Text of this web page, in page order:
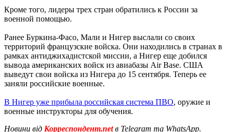
Кроме того, лидеры трех стран обратились к России за
военной помощью.
Ранее Буркина-Фасо, Мали и Нигер выслали со своих
территорий французские войска. Они находились в странах в
рамках антиджихадистской миссии, а Нигер еще добился
вывода американских войск из авиабазы ​​Air Base. США
выведут свои войска из Нигера до 15 сентября. Теперь ее
заняли российские военные.
В Нигер уже прибыла российская система ПВО, оружие и
военные инструкторы для обучения.
Новини від Корреспондент.netв Telegram та WhatsApp.